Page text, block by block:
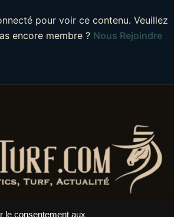
le consentement aux
pour voir ce contenu. Veuillez
encore membre ? Nous Rejoindre